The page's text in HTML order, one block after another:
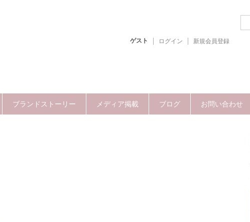
ゲスト ログイン 新規会員登録
ブランドストーリー メディア掲載 ブログ お問い合わせ